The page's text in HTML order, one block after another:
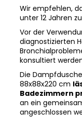
Wir empfehlen,
unter 12 Jahren
Vor der
diagnostizierten
konsultiert
Die
88x88x220 cm
Badezimmern
an ein
angeschlossen